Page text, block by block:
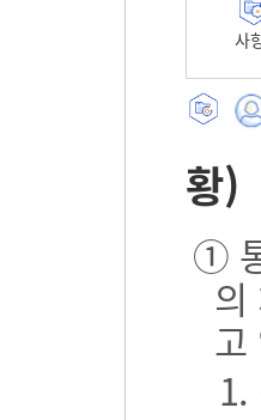
사
황)
①
의
고
1.